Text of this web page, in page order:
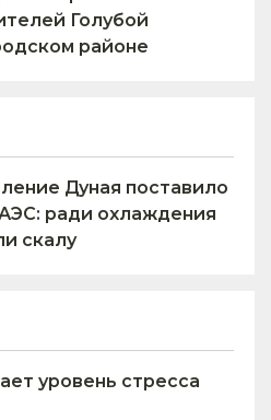
Голубой
районе
Дуная поставило
ради охлаждения
скалу
уровень стресса